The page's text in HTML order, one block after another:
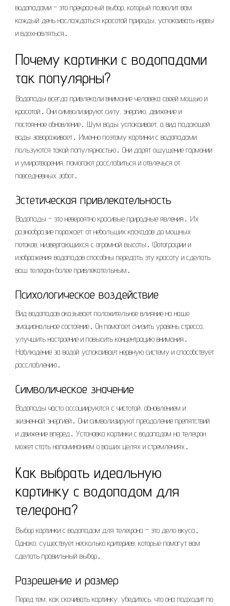
водопадами – это прекрасный выбор, который позволит вам
каждый день наслаждаться красотой природы, успокаивать нервы
и вдохновляться․
Почему картинки с водопадами
так популярны?
Водопады всегда привлекали внимание человека своей мощью и
красотой․ Они символизируют силу, энергию, движение и
постоянное обновление․ Шум воды успокаивает, а вид падающей
воды завораживает․ Именно поэтому картинки с водопадами
пользуются такой популярностью․ Они дарят ощущение гармонии
и умиротворения, помогают расслабиться и отвлечься от
повседневных забот․
Эстетическая привлекательность
Водопады – это невероятно красивые природные явления․ Их
разнообразие поражает: от небольших каскадов до мощных
потоков, низвергающихся с огромной высоты․ Фотографии и
изображения водопадов способны передать эту красоту и сделать
ваш телефон более привлекательным․
Психологическое воздействие
Вид водопадов оказывает положительное влияние на наше
эмоциональное состояние․ Он помогает снизить уровень стресса,
улучшить настроение и повысить концентрацию внимания․
Наблюдение за водой успокаивает нервную систему и способствует
расслаблению․
Символическое значение
Водопады часто ассоциируются с чистотой, обновлением и
жизненной энергией․ Они символизируют преодоление препятствий
и движение вперед․ Установка картинки с водопадом на телефон
может стать напоминанием о ваших целях и стремлениях․
Как выбрать идеальную
картинку с водопадом для
телефона?
Выбор картинки с водопадом для телефона – это дело вкуса․
Однако, существует несколько критериев, которые помогут вам
сделать правильный выбор․
Разрешение и размер
Перед тем, как скачивать картинку, убедитесь, что она подходит по